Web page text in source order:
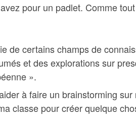
pour un padlet. Comme
de certains champs de
et des explorations sur
».
à faire un brainstorming sur
classe pour créer quelque